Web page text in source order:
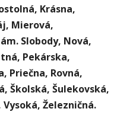
Krásna,
Mierová,
Slobody, Nová,
Pekárska,
Priečna, Rovná,
Školská, Šulekovská,
Železničná.